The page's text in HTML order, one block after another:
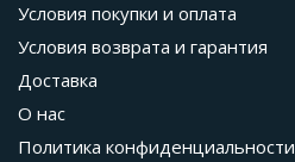
Условия покупки и оплата
Условия возврата и гарантия
Доставка
О нас
Политика конфиденциальности